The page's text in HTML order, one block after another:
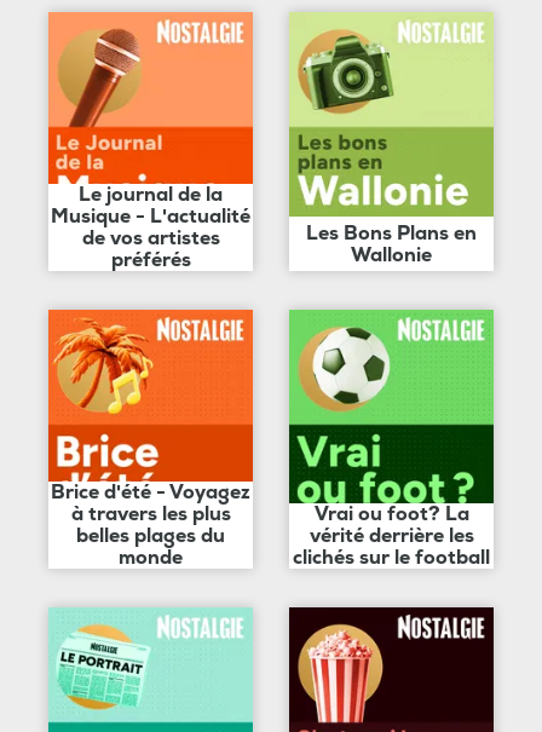
Le journal de la
Musique - L'actualité
de vos artistes
préférés
Les Bons Plans en
Wallonie
Brice d'été - Voyagez
à travers les plus
belles plages du
monde
Vrai ou foot? La
vérité derrière les
clichés sur le football